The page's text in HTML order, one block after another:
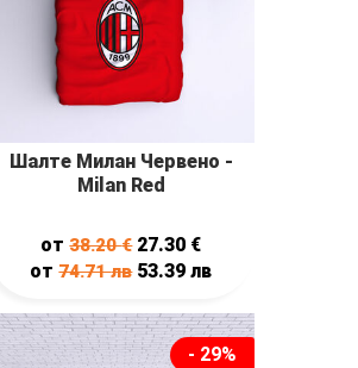
Шалте Милан Червено -
Milan Red
от38.20€ 27.30 €
от74.71лв 53.39лв
- 29%